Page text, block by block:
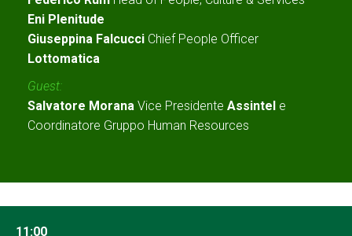
Eni Plenitude
Giuseppina Falcucci Chief People Officer
Lottomatica
Guest:
Salvatore Morana Vice Presidente Assintel e
Coordinatore Gruppo Human Resources
11:00